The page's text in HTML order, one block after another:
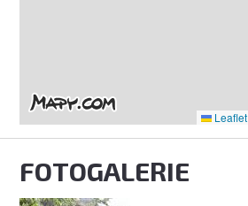
Leaflet
FOTOGALERIE